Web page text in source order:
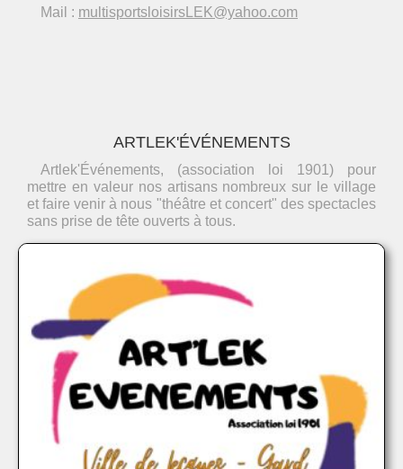
Mail : multisportsloisirsLEK@yahoo.com
ARTLEK'ÉVÉNEMENTS
Artlek'Événements, (association loi 1901) pour
mettre en valeur nos artisans nombreux sur le village
et faire venir à nous "théâtre et concert" des spectacles
sans prise de tête ouverts à tous.